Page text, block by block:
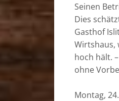
Seinen
Dies
Gasthof
Wirtshaus,
hoch hält.
ohne
Montag,